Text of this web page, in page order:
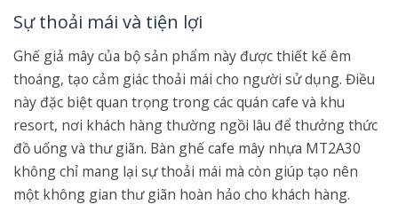
Sự thoải mái và tiện lợi
Ghế giả mây của bộ sản phẩm này được thiết kế êm
thoáng, tạo cảm giác thoải mái cho người sử dụng. Điều
này đặc biệt quan trọng trong các quán cafe và khu
resort, nơi khách hàng thường ngồi lâu để thưởng thức
đồ uống và thư giãn. Bàn ghế cafe mây nhựa MT2A30
không chỉ mang lại sự thoải mái mà còn giúp tạo nên
một không gian thư giãn hoàn hảo cho khách hàng.